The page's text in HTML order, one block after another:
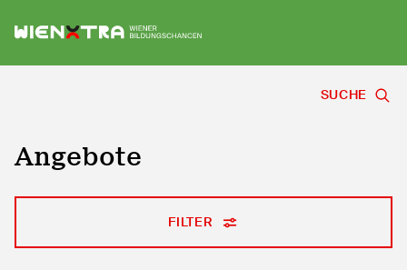
Logo Wiener Bildungschancen
SUCHE
Angebote
FILTER